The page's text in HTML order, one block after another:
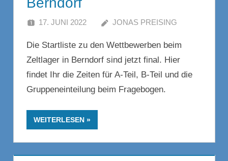
17. JUNI 2022
JONAS PREISING
Die Startliste zu den Wettbewerben beim
Zeltlager in Berndorf sind jetzt final. Hier
findet Ihr die Zeiten für A-Teil, B-Teil und die
Gruppeneinteilung beim Fragebogen.
WEITERLESEN